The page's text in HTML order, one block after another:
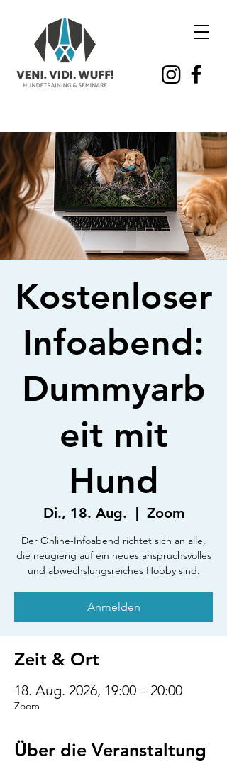
Kostenloser
Infoabend:
Dummyarb
eit mit
Hund
Di., 18. Aug.
  |
Zoom
Der Online-Infoabend richtet sich an alle,
die neugierig auf ein neues anspruchsvolles
und abwechslungsreiches Hobby sind.
Anmelden
Zeit & Ort
18. Aug. 2026, 19:00 – 20:00
Zoom
Über die Veranstaltung